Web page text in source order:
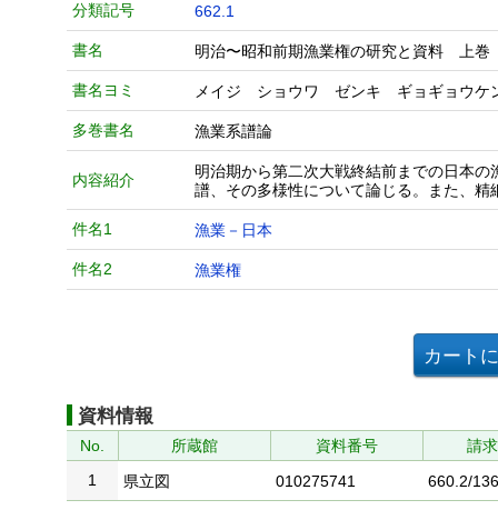
分類記号 662.1
書名 明治〜昭和前期漁業権の研究と資料 上巻
書名ヨミ メイジ ショウワ ゼンキ ギョギョウ
多巻書名 漁業系譜論
内容紹介
明治期から第二次大戦終結前までの日本
譜、その多様性について論じる。また、
件名1 漁業－日本
件名2 漁業権
資料情報
No. 所蔵館 資料番号
請
1
県立図 010275741 660.2/